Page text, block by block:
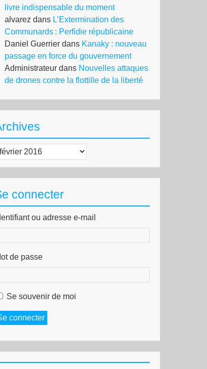
livre indispensable du moment
alvarez dans L’Extermination des
Communards : Perfidie républicaine
Daniel Guerrier dans Kanaky : nouveau
passage en force du gouvernement
Administrateur dans Nouvelles attaques
de drones contre la flottille de la liberté
connecter
ou adresse e-mail
de passe
Se souvenir de moi
connecter